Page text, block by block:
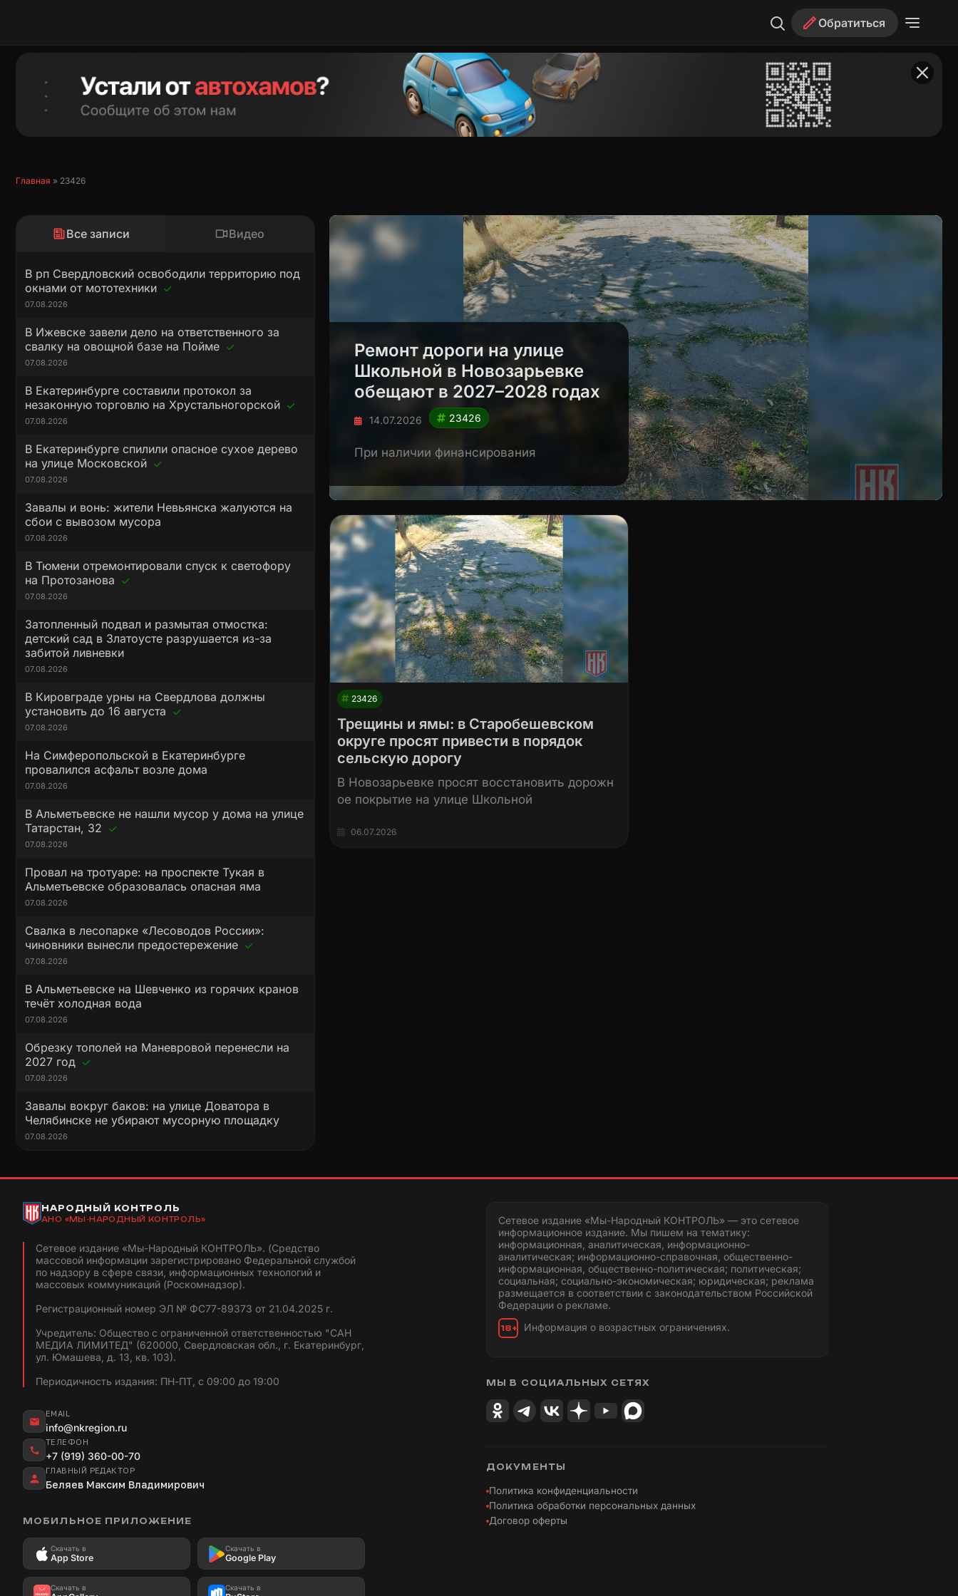
Обратиться
Главная » 23426
Все записи Видео
В рп Свердловский освободили территорию под
окнами от мототехники
07.08.2026
В Ижевске завели дело на ответственного за
свалку на овощной базе на Пойме
07.08.2026
В Екатеринбурге составили протокол за
незаконную торговлю на Хрустальногорской
07.08.2026
В Екатеринбурге спилили опасное сухое дерево
на улице Московской
07.08.2026
Завалы и вонь: жители Невьянска жалуются на
сбои с вывозом мусора
07.08.2026
В Тюмени отремонтировали спуск к светофору
на Протозанова
07.08.2026
Затопленный подвал и размытая отмостка:
детский сад в Златоусте разрушается из-за
забитой ливневки
07.08.2026
В Кировграде урны на Свердлова должны
установить до 16 августа
07.08.2026
На Симферопольской в Екатеринбурге
провалился асфальт возле дома
07.08.2026
В Альметьевске не нашли мусор у дома на улице
Татарстан, 32
07.08.2026
Провал на тротуаре: на проспекте Тукая в
Альметьевске образовалась опасная яма
07.08.2026
Свалка в лесопарке «Лесоводов России»:
чиновники вынесли предостережение
07.08.2026
В Альметьевске на Шевченко из горячих кранов
течёт холодная вода
07.08.2026
Обрезку тополей на Маневровой перенесли на
2027 год
07.08.2026
Завалы вокруг баков: на улице Доватора в
Челябинске не убирают мусорную площадку
07.08.2026
Ремонт дороги на улице
Школьной в Новозарьевке
обещают в 2027–2028 годах
14.07.2026 23426
При наличии финансирования
23426
Трещины и ямы: в Старобешевском
округе просят привести в порядок
сельскую дорогу
В Новозарьевке просят восстановить дорожн
ое покрытие на улице Школьной
06.07.2026
НАРОДНЫЙ КОНТРОЛЬ
АНО «МЫ-НАРОДНЫЙ КОНТРОЛЬ»
Сетевое издание «Мы-Народный КОНТРОЛЬ». (Средство
массовой информации зарегистрировано Федеральной службой
по надзору в сфере связи, информационных технологий и
массовых коммуникаций (Роскомнадзор).
Регистрационный номер ЭЛ № ФС77-89373 от 21.04.2025 г.
Учредитель: Общество с ограниченной ответственностью "САН
МЕДИА ЛИМИТЕД" (620000, Свердловская обл., г. Екатеринбург,
ул. Юмашева, д. 13, кв. 103).
Периодичность издания: ПН-ПТ, с 09:00 до 19:00
EMAIL
info@nkregion.ru
ТЕЛЕФОН
+7 (919) 360-00-70
ГЛАВНЫЙ РЕДАКТОР
Беляев Максим Владимирович
МОБИЛЬНОЕ ПРИЛОЖЕНИЕ
Скачать в
App Store
Скачать в
Google Play
Скачать в Скачать в
Сетевое издание «Мы-Народный КОНТРОЛЬ» — это сетевое
информационное издание. Мы пишем на тематику:
информационная, аналитическая, информационно-
аналитическая; информационно-справочная, общественно-
информационная, общественно-политическая; политическая;
социальная; социально-экономическая; юридическая; реклама
размещается в соответствии с законодательством Российской
Федерации о рекламе.
18+ Информация о возрастных ограничениях.
МЫ В СОЦИАЛЬНЫХ СЕТЯХ
ДОКУМЕНТЫ
Политика конфиденциальности
Политика обработки персональных данных
Договор оферты